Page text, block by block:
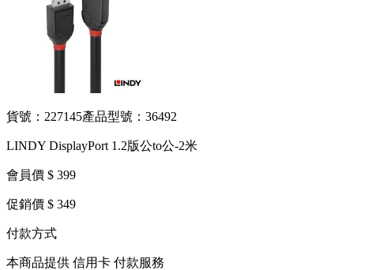
貨號：227145產品型號：36492
LINDY DisplayPort 1.2版公to公-2米
會員價 $ 399
促銷價 $ 349
付款方式
本商品提供 信用卡 付款服務